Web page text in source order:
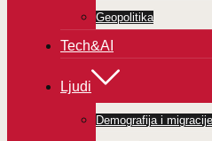
Geopolitika
Tech&AI
Ljudi
Demografija i migracije